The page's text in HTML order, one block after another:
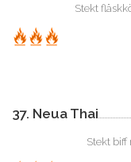
Stekt
37. Neua Thai
Stekt biff